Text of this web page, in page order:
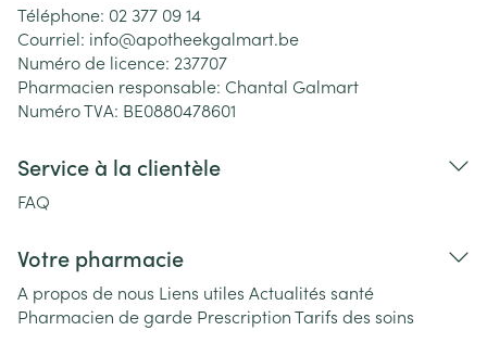
Téléphone: 02 377 09 14
Courriel: info@apotheekgalmart.be
Numéro de licence: 237707
Pharmacien responsable: Chantal Galmart
Numéro TVA: BE0880478601
Service à la clientèle
FAQ
Votre pharmacie
A propos de nous Liens utiles Actualités santé
Pharmacien de garde PrescriptionTarifs des soins